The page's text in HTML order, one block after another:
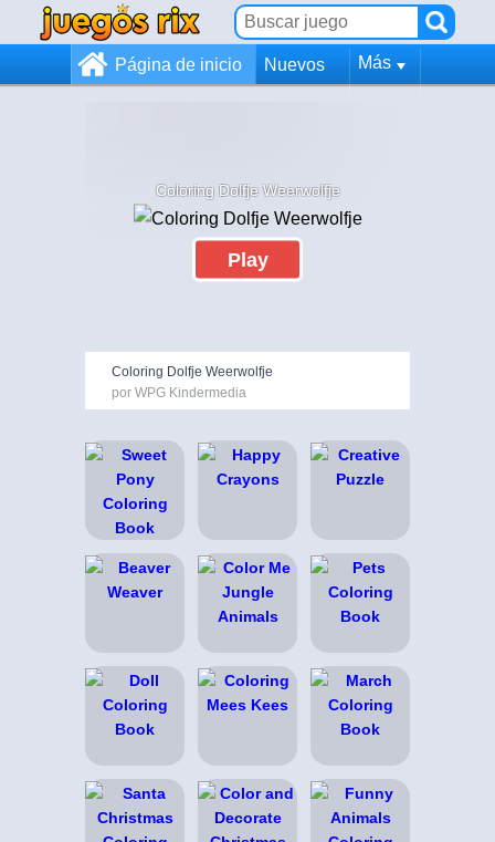
Página de inicio Nuevos Más
Coloring Dolfje Weerwolfje
Play
Coloring Dolfje Weerwolfje
por WPG Kindermedia